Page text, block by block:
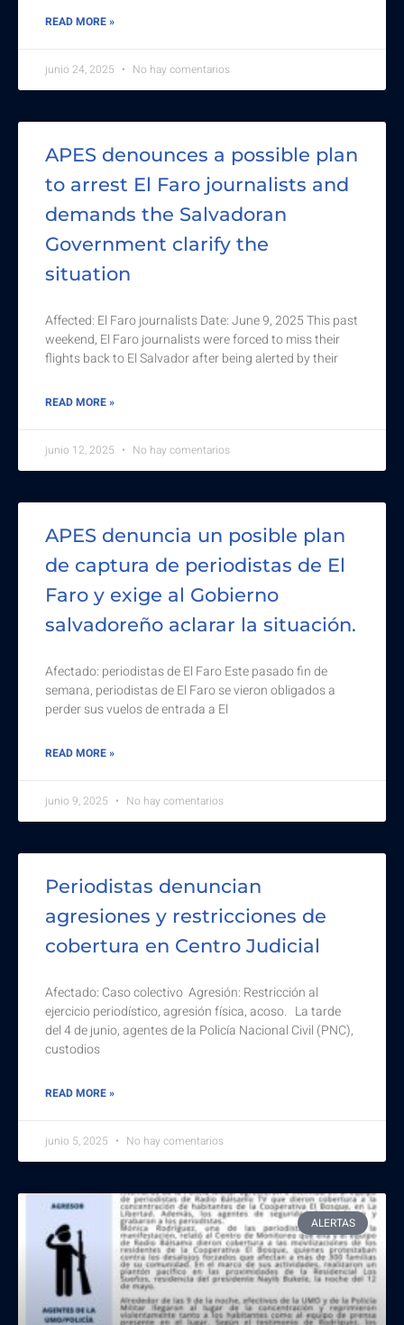
READ MORE »
junio 24, 2025 No hay comentarios
APES denounces a possible plan
to arrest El Faro journalists and
demands the Salvadoran
Government clarify the
situation
Affected: El Faro journalists Date: June 9, 2025 This past
weekend, El Faro journalists were forced to miss their
flights back to El Salvador after being alerted by their
READ MORE »
junio 12, 2025 No hay comentarios
APES denuncia un posible plan
de captura de periodistas de El
Faro y exige al Gobierno
salvadoreño aclarar la situación.
Afectado: periodistas de El Faro Este pasado fin de
semana, periodistas de El Faro se vieron obligados a
perder sus vuelos de entrada a El
READ MORE »
junio 9, 2025 No hay comentarios
Periodistas denuncian
agresiones y restricciones de
cobertura en Centro Judicial
Afectado: Caso colectivo Agresión: Restricción al
ejercicio periodístico, agresión física, acoso. La tarde
del 4 de junio, agentes de la Policía Nacional Civil (PNC),
custodios
READ MORE »
junio 5, 2025 No hay comentarios
ALERTAS